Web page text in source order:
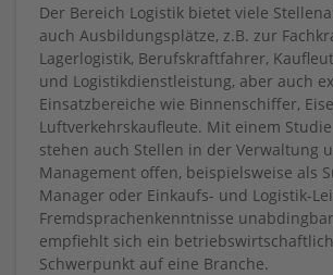
Der Bereich Logistik bietet viele
auch Ausbildungsplätze, z.B. zur
Lagerlogistik, Berufskraftfahrer,
und Logistikdienstleistung, aber auch
Einsatzbereiche wie Binnenschiffer,
Luftverkehrskaufleute. Mit einem
stehen auch Stellen in der Verwaltung
Management offen, beispielsweise als
Manager oder Einkaufs- und Logistik-
Fremdsprachenkenntnisse
empfiehlt sich ein
Schwerpunkt auf eine Branche.